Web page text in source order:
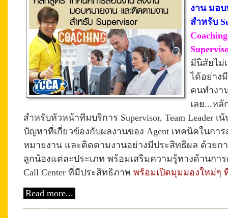
งาน มอ
สำหรับ
มีนิสัยไม่
ได้อย่าง
คนทำงา
เลย...ห
สำหรับหัวหน้าทีมบริการ Supervisor, Team Leader
ปัญหาที่เกี่ยวข้องกับผลงานของ Agent เทคนิคในกา
หมายงาน และติดตามงานอย่างมีประสิทธิผล ด้วยก
ลูกน้องแต่ละประเภท พร้อมเสริมความรู้ทางด้านกา
Call Center ที่มีประสิทธิภาพ พร้อมเปิดมุมมองใหม่ๆ
Read more...